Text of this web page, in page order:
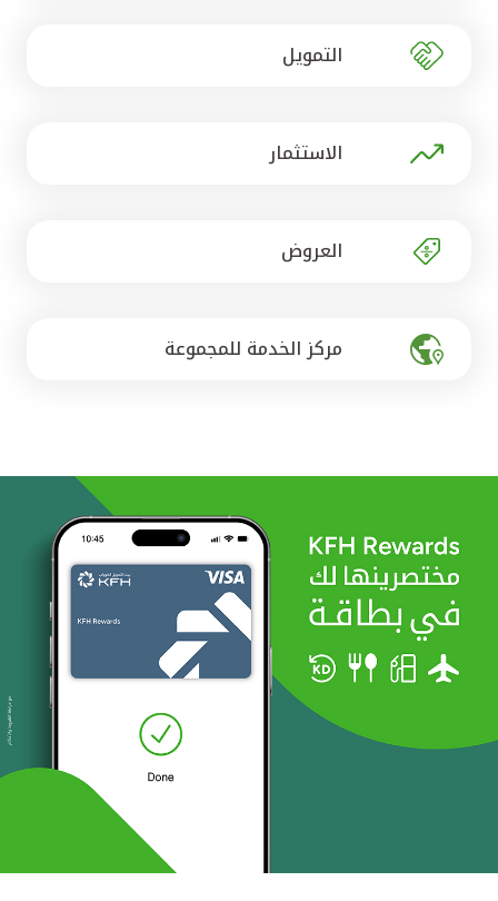
مصر
التمويل
الاستثمار
العروض
مركز الخدمة للمجموعة